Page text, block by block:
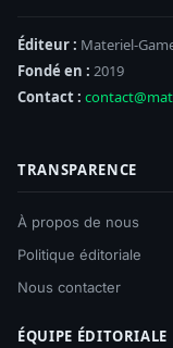
Éditeur : Materiel-
Fondé en : 2019
Contact :
TRANSPARENCE
À propos de nous
Politique éditoriale
Nous contacter
ÉQUIPE ÉDITORIALE